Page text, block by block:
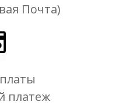
Почта)
платеж